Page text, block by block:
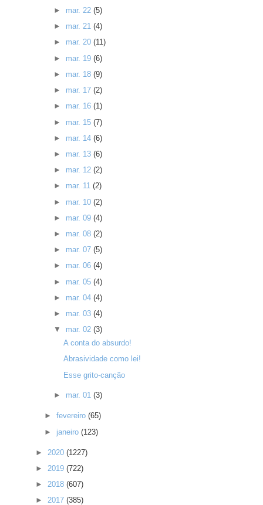
► mar. 22 (5)
► mar. 21 (4)
► mar. 20 (11)
► mar. 19 (6)
► mar. 18 (9)
► mar. 17 (2)
► mar. 16 (1)
► mar. 15 (7)
► mar. 14 (6)
► mar. 13 (6)
► mar. 12 (2)
► mar. 11 (2)
► mar. 10 (2)
► mar. 09 (4)
► mar. 08 (2)
► mar. 07 (5)
► mar. 06 (4)
► mar. 05 (4)
► mar. 04 (4)
► mar. 03 (4)
▼ mar. 02 (3)
A conta do absurdo!
Abrasividade como lei!
Esse grito-canção
► mar. 01 (3)
►fevereiro(65)
► janeiro(123)
► 2020 (1227)
► 2019 (722)
► 2018 (607)
► 2017 (385)